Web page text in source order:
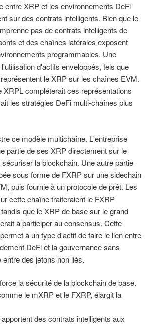
entre XRP et les environnements DeFi
sur des contrats intelligents. Bien que le
pas de contrats intelligents de
et des chaînes latérales exposent
programmables. Une
d'actifs enveloppés, tels que
le XRP sur les chaînes EVM.
XRPL compléterait ces représentations
les stratégies DeFi multi-chaînes plus
ce modèle multichaîne. L'entreprise
partie de ses XRP directement sur le
la blockchain. Une autre partie
sous forme de FXRP sur une sidechain
puis fournie à un protocole de prêt. Les
cette chaîne traiteraient le FXRP
que le XRP de base sur le grand
à participer au consensus. Cette
à un type d'actif de faire le lien entre
DeFi et la gouvernance sans
des jetons non liés.
la sécurité de la blockchain de base.
le mXRP et le FXRP, élargit la
des contrats intelligents aux